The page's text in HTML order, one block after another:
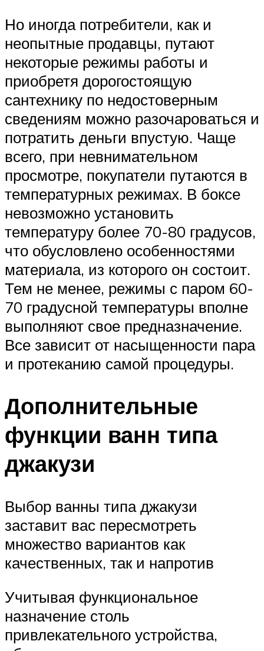
Но иногда потребители, как и
неопытные продавцы, путают
некоторые режимы работы и
приобретя дорогостоящую
сантехнику по недостоверным
сведениям можно разочароваться и
потратить деньги впустую. Чаще
всего, при невнимательном
просмотре, покупатели путаются в
температурных режимах. В боксе
невозможно установить
температуру более 70-80 градусов,
что обусловлено особенностями
материала, из которого он состоит.
Тем не менее, режимы с паром 60-
70 градусной температуры вполне
выполняют свое предназначение.
Все зависит от насыщенности пара
и протеканию самой процедуры.
Дополнительные
функции ванн типа
джакузи
Выбор ванны типа джакузи
заставит вас пересмотреть
множество вариантов как
качественных, так и напротив
Учитывая функциональное
назначение столь
привлекательного устройства,